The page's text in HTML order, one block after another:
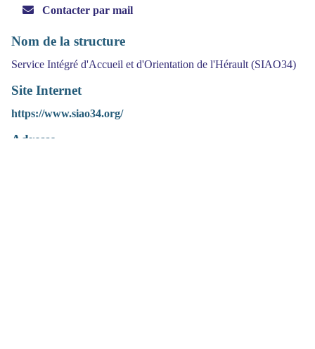
Contacter par mail
Nom de la structure
Service Intégré d'Accueil et d'Orientation de l'Hérault (SIAO34)
Site Internet
https://www.siao34.org/
Adresse